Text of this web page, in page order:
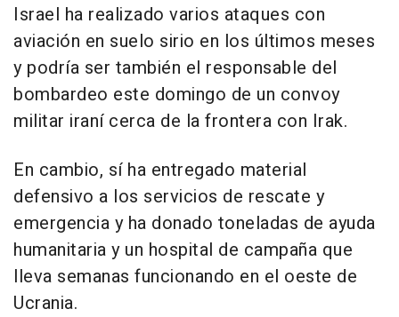
Israel ha realizado varios ataques con
aviación en suelo sirio en los últimos meses
y podría ser también el responsable del
bombardeo este domingo de un convoy
militar iraní cerca de la frontera con Irak.
En cambio, sí ha entregado material
defensivo a los servicios de rescate y
emergencia y ha donado toneladas de ayuda
humanitaria y un hospital de campaña que
lleva semanas funcionando en el oeste de
Ucrania.